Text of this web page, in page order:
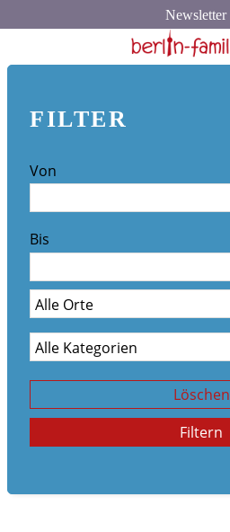
Newsletter
Werbung und Kooperation
Stadt & Land
Bildung
Politik & Gesellschaft
FILTER
Von
Bis
Löschen
Filtern